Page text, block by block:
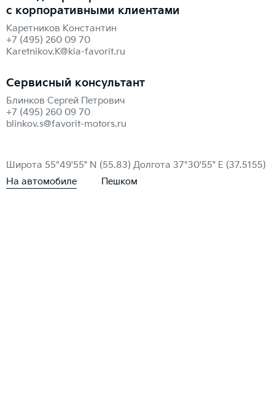
с корпоративными клиентами
Каретников Константин
+7 (495) 260 09 70
Karetnikov.K@kia-favorit.ru
Сервисный консультант
Блинков Сергей Петрович
+7 (495) 260 09 70
blinkov.s@favorit-motors.ru
На автомобиле Пешком
Широта 55°49'55" N (55.83) Долгота 37°30'55" E (37.5155)